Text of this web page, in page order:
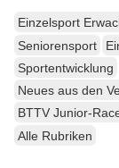
Einzelsport
Seniorensport
Sportentwicklung
Neues aus den
BTTV Junior-
Alle Rubriken